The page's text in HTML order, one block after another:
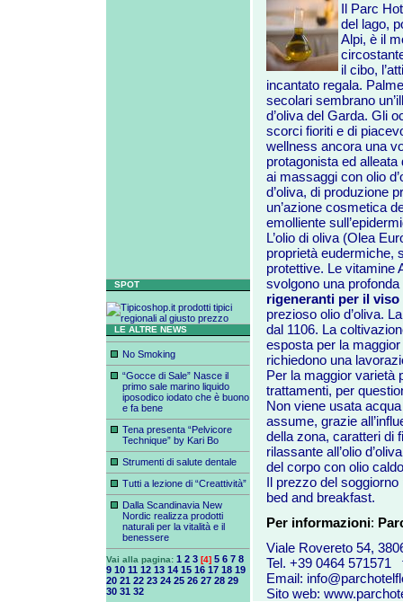
SPOT
LE ALTRE NEWS
No Smoking
“Gocce di Sale” Nasce il
primo sale marino liquido
iposodico iodato che è buono
e fa bene
Tena presenta “Pelvicore
Technique” by Kari Bo
Strumenti di salute dentale
Tutti a lezione di “Creattività”
Dalla Scandinavia New
Nordic realizza prodotti
naturali per la vitalità e il
benessere
Vai alla pagina: 1 2 3 [4] 5 6 7 8
9 10 11 12 13 14 15 16 17 18 19
20 21 22 23 24 25 26 27 28 29
30 31 32
Il Parc
del lago,
Alpi, è il
il cibo,
incantato regala.
secolari sembrano
d’oliva del Garda. Gli
scorci fioriti e di
wellness ancora una
protagonista ed
ai massaggi con olio
d’oliva, di produzione
un’azione cosmetica
emolliente
L’olio di oliva (Olea
proprietà eudermiche,
protettive. Le vitamine
svolgono una
rigeneranti per il viso
prezioso olio d’oliva.
dal 1106. La
esposta per la
richiedono una
Per la maggior varietà
trattamenti, per
Non viene usata
assume, grazie
della zona, caratteri di
rilassante all’olio
del corpo con olio
Il prezzo del
bed and breakfast.
Per informazioni:
Viale Rovereto 54,
Tel. +39 0464 571571
Email:
Sito web: